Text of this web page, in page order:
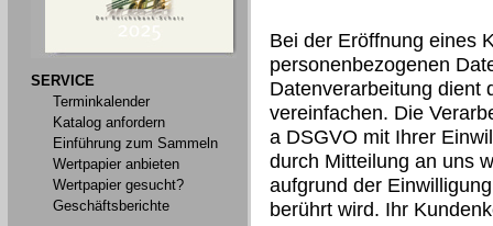
SERVICE
Terminkalender
Katalog anfordern
Einführung zum Sammeln
Wertpapier anbieten
Wertpapier gesucht?
Geschäftsberichte
Bei der Eröffnung eines
personenbezogenen
Datenverarbeitung dient
vereinfachen. Die
a DSGVO mit Ihrer
durch Mitteilung an uns
aufgrund der
berührt wird. Ihr